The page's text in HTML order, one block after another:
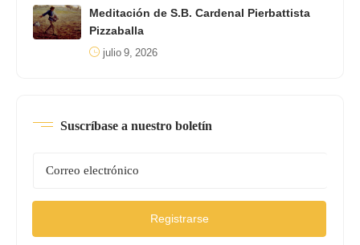
Meditación de S.B. Cardenal Pierbattista
Pizzaballa
julio 9, 2026
Suscríbase a nuestro boletín
Registrarse